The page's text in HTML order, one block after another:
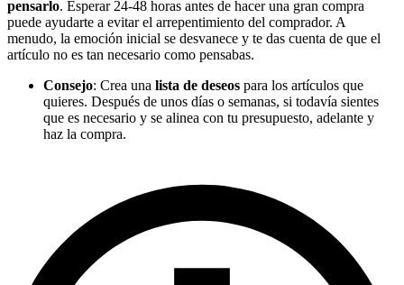
pensarlo. Esperar 24-48 horas antes de hacer una gran compra
puede ayudarte a evitar el arrepentimiento del comprador. A
menudo, la emoción inicial se desvanece y te das cuenta de que el
artículo no es tan necesario como pensabas.
Consejo: Crea una lista de deseos para los artículos que
quieres. Después de unos días o semanas, si todavía sientes
que es necesario y se alinea con tu presupuesto, adelante y
haz la compra.